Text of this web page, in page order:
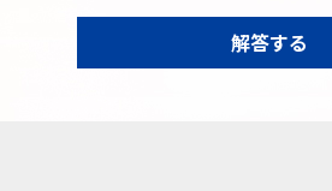
解答する